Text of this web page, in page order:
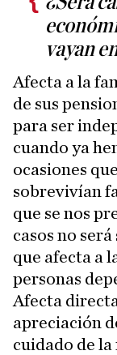
vayan
Afecta a la
de sus
para ser
cuando ya
ocasiones
sobrevivían
que se nos
casos no
que afecta a
personas
Afecta
apreciación
cuidado de la